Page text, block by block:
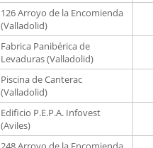
126 Arroyo de la Encomienda
(Valladolid)
Fabrica Panibérica de
Levaduras (Valladolid)
Piscina de Canterac
(Valladolid)
Edificio P.E.P.A. Infovest
(Aviles)